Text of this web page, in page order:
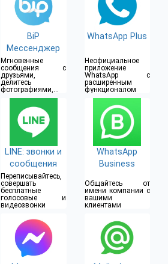
BiP
Мессенджер
Мгновенные
сообщения с
друзьями,
делитесь
фотографиями,
видео и
WhatsApp Plus
Неофициальное
приложение
WhatsApp с
расширенным
функционалом
LINE: звонки и
сообщения
Переписывайтесь,
совершать
бесплатные
голосовые и
видеозвонки
WhatsApp
Business
Общайтесь от
имени компании с
вашими
клиентами